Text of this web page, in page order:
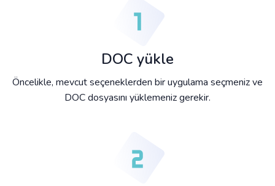
DOC yükle
Öncelikle, mevcut seçeneklerden bir uygulama seçmeniz ve
DOC dosyasını yüklemeniz gerekir.